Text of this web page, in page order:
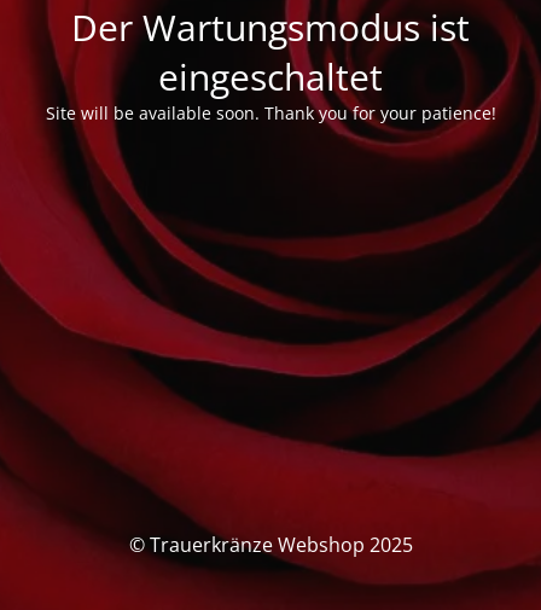
Der Wartungsmodus ist
eingeschaltet
Site will be available soon. Thank you for your patience!
© Trauerkränze Webshop 2025